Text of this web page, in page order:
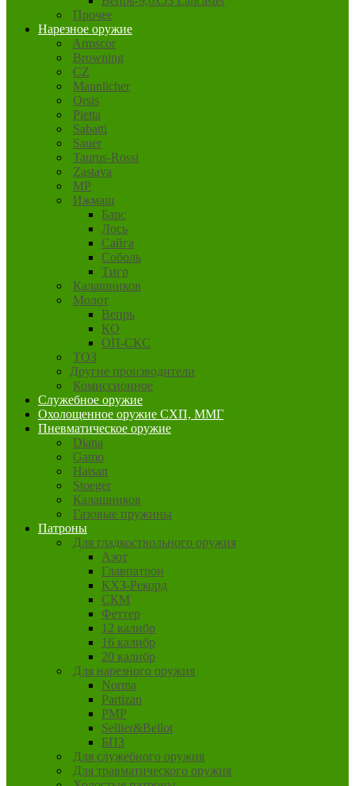
Прочее
Нарезное оружие
Armscor
Browning
CZ
Mannlicher
Orsis
Pietta
Sabatti
Sauer
Taurus-Rossi
Zastava
MP
Ижмаш
Барс
Лось
Сайга
Соболь
Тигр
Калашников
Молот
Вепрь
КО
ОП-СКС
ТОЗ
Другие производители
Комиссионное
Служебное оружие
Охолощенное оружие СХП, ММГ
Пневматическое оружие
Diana
Gamo
Hatsan
Stoeger
Калашников
Газовые пружины
Патроны
Для гладкоствольного оружия
Азот
Главпатрон
КХЗ-Рекорд
СКМ
Феттер
12 калибр
16 калибр
20 калибр
Для нарезного оружия
Norma
Partizan
PMP
Sellier&Bellot
БПЗ
Для служебного оружия
Для травматического оружия